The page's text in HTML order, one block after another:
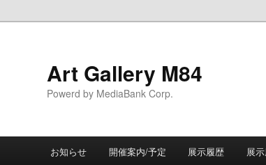
Art Gallery M84
Powerd by MediaBank Corp.
メインメニュー
メインコンテンツへ移動
サブコンテンツへ移動
お知らせ 開催案内/予定 展示履歴 展